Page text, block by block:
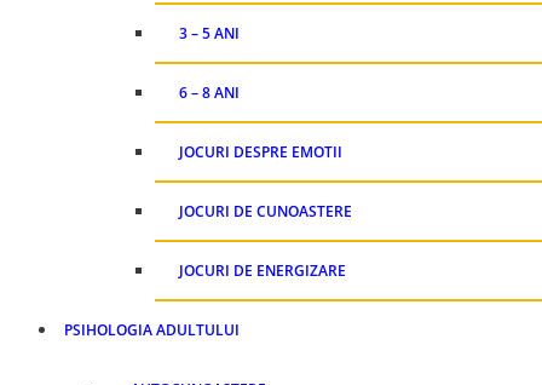
3 – 5 ANI
6 – 8 ANI
JOCURI DESPRE EMOTII
JOCURI DE CUNOASTERE
JOCURI DE ENERGIZARE
PSIHOLOGIA ADULTULUI